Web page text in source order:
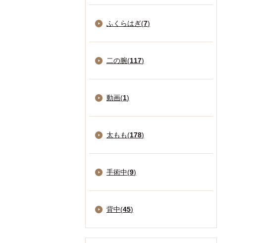
ふくらはぎ(7)
二の腕(117)
動画(1)
太もも(178)
手術中(9)
背中(45)